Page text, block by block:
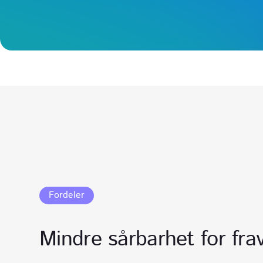
Fordeler
Mindre sårbarhet for